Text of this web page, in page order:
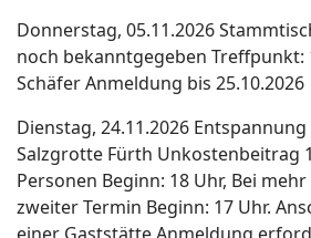
Donnerstag, 05.11.2026
noch bekanntgegeben Treffpunkt:
SchäferAnmeldung bis 25.10.2026
Dienstag, 24.11.2026
Salzgrotte Fürth Unkostenbeitrag
Personen Beginn: 18 Uhr, Bei
zweiter Termin Beginn: 17 Uhr.